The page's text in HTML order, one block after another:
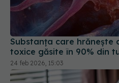
Substanța care hrănește
toxice găsite în 90% din
24 feb 2026, 15:03